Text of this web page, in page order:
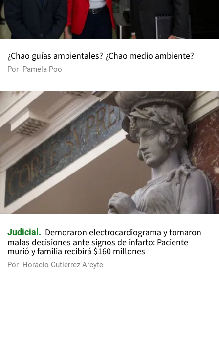
¿Chao guías ambientales? ¿Chao medio ambiente?
Por Pamela Poo
Judicial
Demoraron electrocardiograma y tomaron
malas decisiones ante signos de infarto: Paciente
murió y familia recibirá $160 millones
Por Horacio Gutiérrez Areyte